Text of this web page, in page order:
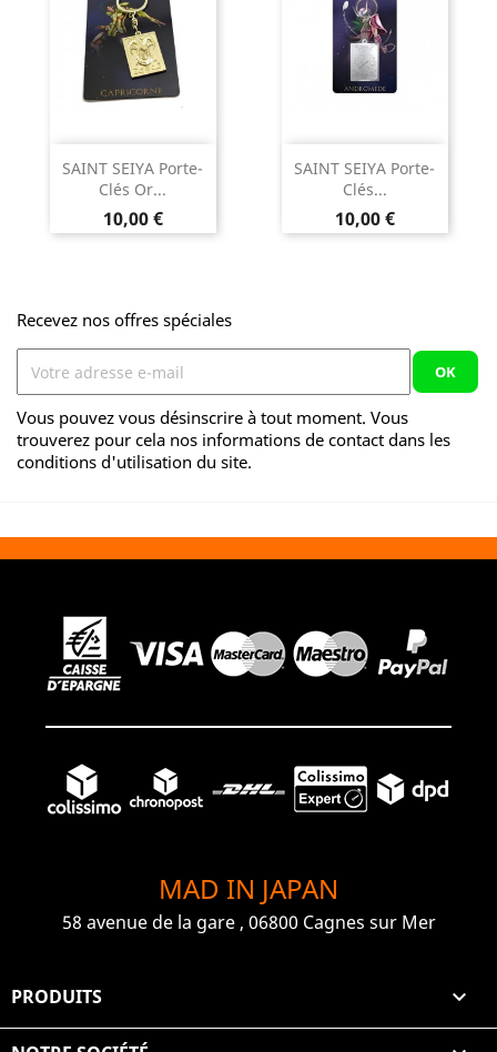
SAINT SEIYA Porte-
Clés Or...
Prix
10,00 €
SAINT SEIYA Porte-
Clés...
Prix
10,00 €
Recevez nos offres spéciales
Vous pouvez vous désinscrire à tout moment. Vous
trouverez pour cela nos informations de contact dans les
conditions d'utilisation du site.
MAD IN JAPAN
58 avenue de la gare , 06800 Cagnes sur Mer
PRODUITS 